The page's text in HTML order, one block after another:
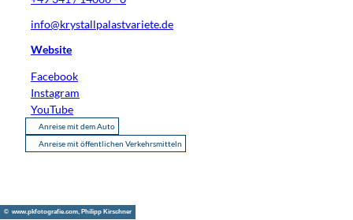
info@krystallpalastvariete.de
Website
Facebook
Instagram
YouTube
Anreise mit dem Auto
Anreise mit öffentlichen Verkehrsmitteln
© www.pkfotografie.com, Philipp Kirschner